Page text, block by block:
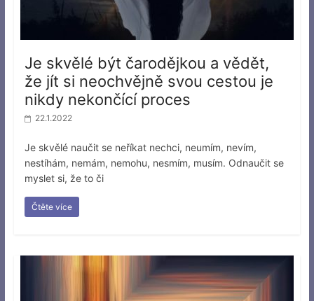
Je skvělé být čarodějkou a vědět,
že jít si neochvějně svou cestou je
nikdy nekončící proces
22.1.2022
Je skvělé naučit se neříkat nechci, neumím, nevím,
nestíhám, nemám, nemohu, nesmím, musím. Odnaučit se
myslet si, že to či
Čtěte více